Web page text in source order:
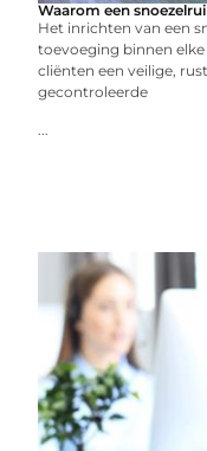
Waarom een
Het inrichten van een
toevoeging binnen
cliënten een veilige,
gecontroleerde
...